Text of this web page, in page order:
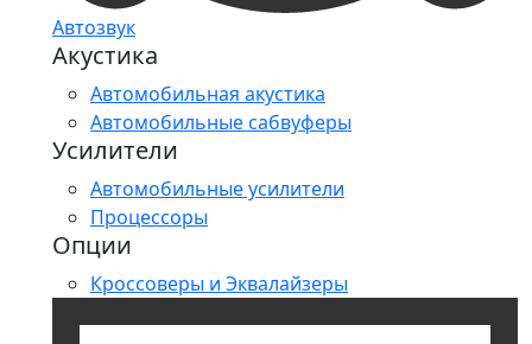
Автозвук
Акустика
Автомобильная акустика
Автомобильные сабвуферы
Усилители
Автомобильные усилители
Процессоры
Опции
Кроссоверы и Эквалайзеры